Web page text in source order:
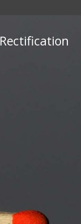
Rectification